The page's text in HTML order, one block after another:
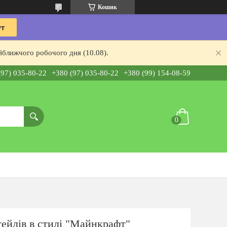
Кошик
робочого дня (10.08).
035-80-22 +380 (97) 035-80-22 +380 (99) 154-08-59
в стилі "Майнкрафт"